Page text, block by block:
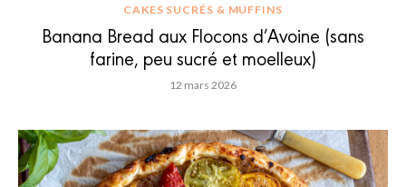
CAKES SUCRÉS & MUFFINS
Banana Bread aux Flocons d’Avoine (sans
farine, peu sucré et moelleux)
12 mars 2026